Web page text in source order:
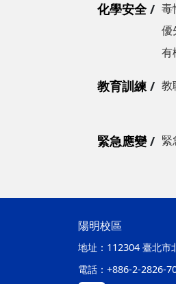
化學安全 毒
優
有
教育訓練 教
緊急應變 緊
陽明校區
地址： 112304 臺北市
電話： +886-2-2826-